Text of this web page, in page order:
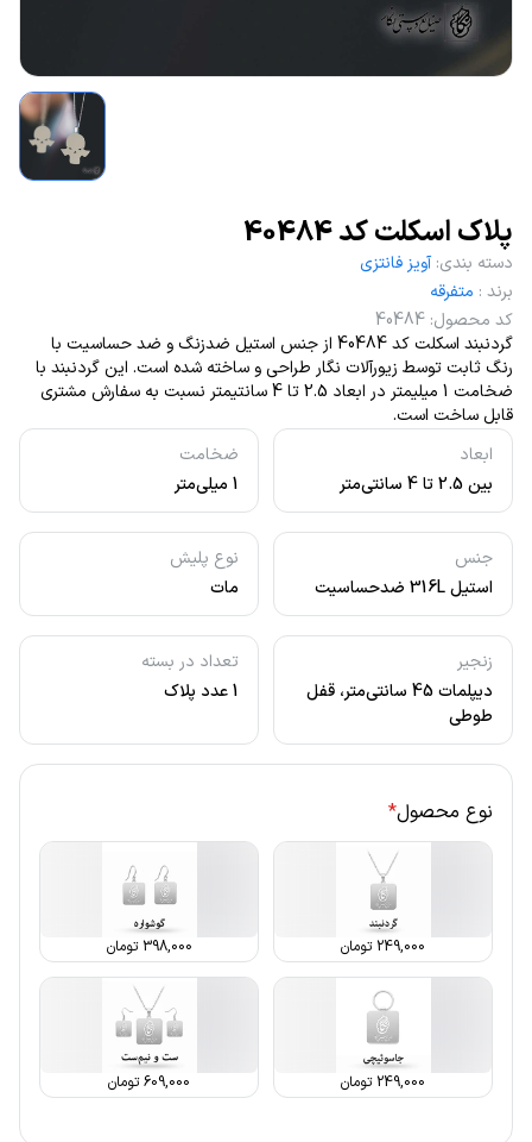
پلاک اسکلت کد 40484
ابعاد
بین 2.5 تا 4 سانتی‌متر
ضخامت
1 میلی‌متر
جنس
استیل 316L ضدحساسیت
نوع پلیش
مات
زنجیر
دیپلمات 45 سانتی‌متر، قفل
طوطی
تعداد در بسته
1 عدد پلاک
دسته بندی: آویز فانتزی
برند : متفرقه
کد محصول:
40484
گردنبند اسکلت کد 40484 از جنس استیل ضدزنگ و ضد حساسیت با
رنگ ثابت توسط زیورآلات نگار طراحی و ساخته شده است. این گردنبند با
ضخامت 1 میلیمتر در ابعاد 2.5 تا 4 سانتیمتر نسبت به سفارش مشتری
قابل ساخت است.
نوع محصول*
249,000 تومان 398,000 تومان
249,000 تومان 609,000تومان